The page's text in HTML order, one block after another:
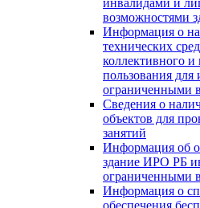
инвалидами и
возможностями
Информация о
технических
коллективного
пользования
ограниченными
Сведения о
объектов для
занятий
Информация об
здание ИРО РБ
ограниченными
Информация о
обеспечения